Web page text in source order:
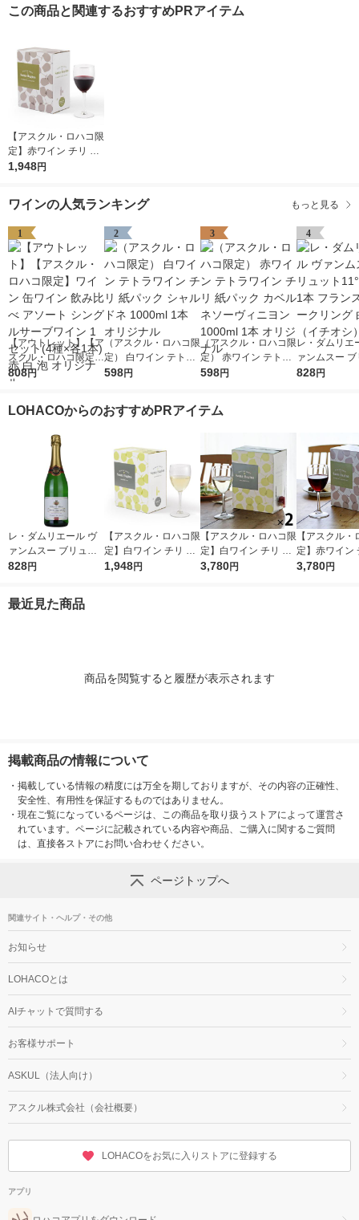
この商品と関連するおすすめPRアイテム
【アスクル・ロハコ限
定】赤ワイン チリ サ
ンタ レジーナ BIB カ
オリジナル
1,948円
ワインの人気ランキング もっと見る
1
【アウトレット】【ア
スクル・ロハコ限定】
ワイン 缶ワイン 飲み
ト(4種×各1本) 赤 白
808円
2
（アスクル・ロハコ限
定） 白ワイン テトラ
ワイン チリ 紙パック
598円
3
（アスクル・ロハコ限
定） 赤ワイン テトラ
ワイン チリ 紙パック
ナル
598円
4
レ・ダムリエ
ァンムスー
ト11°750ml 1
828円
LOHACOからのおすすめPRアイテム
レ・ダムリエール ヴ
ァンムスー ブリュッ
ト11°750ml 1本 フラ
828円
【アスクル・ロハコ限
定】白ワイン チリ サ
ンタ レジーナ BIB シ
1,948円
【アスクル・ロハコ限
定】白ワイン チリ サ
ンタ レジーナ BIB シ
3,780円
【アスクル・
定】赤ワイン
ンタ レジーナ
3,780円
最近見た商品
商品を閲覧すると履歴が表示されます
掲載商品の情報について
・ 掲載している情報の精度には万全を期しておりますが、その内容の正確性、
安全性、有用性を保証するものではありません。
・ 現在ご覧になっているページは、この商品を取り扱うストアによって運営さ
れています。ページに記載されている内容や商品、ご購入に関するご質問
は、直接各ストアにお問い合わせください。
ページトップへ
関連サイト・ヘルプ・その他
お知らせ
LOHACOとは
AIチャットで質問する
お客様サポート
ASKUL（法人向け）
アスクル株式会社（会社概要）
LOHACOをお気に入りストアに登録する
アプリ